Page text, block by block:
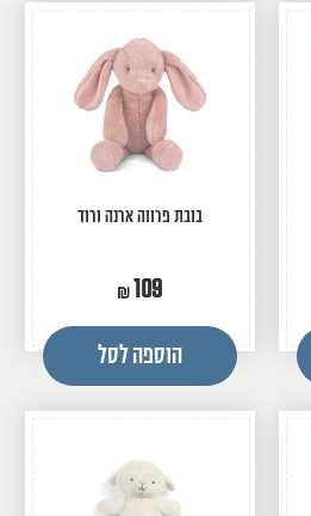
בובת פרווה ארנה ורוד
109
הוספה לסל